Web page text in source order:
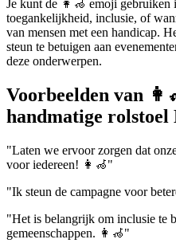
Je kunt de 👩‍🦽 emoji gebruiken
toegankelijkheid, inclusie, of
van mensen met een handicap.
steun te betuigen aan
deze onderwerpen.
Voorbeelden van
handmatige
"Laten we ervoor zorgen dat
voor iedereen! 👩‍🦽"
"Ik steun de campagne voor
"Het is belangrijk om inclusie te
gemeenschappen. 👩‍🦽"